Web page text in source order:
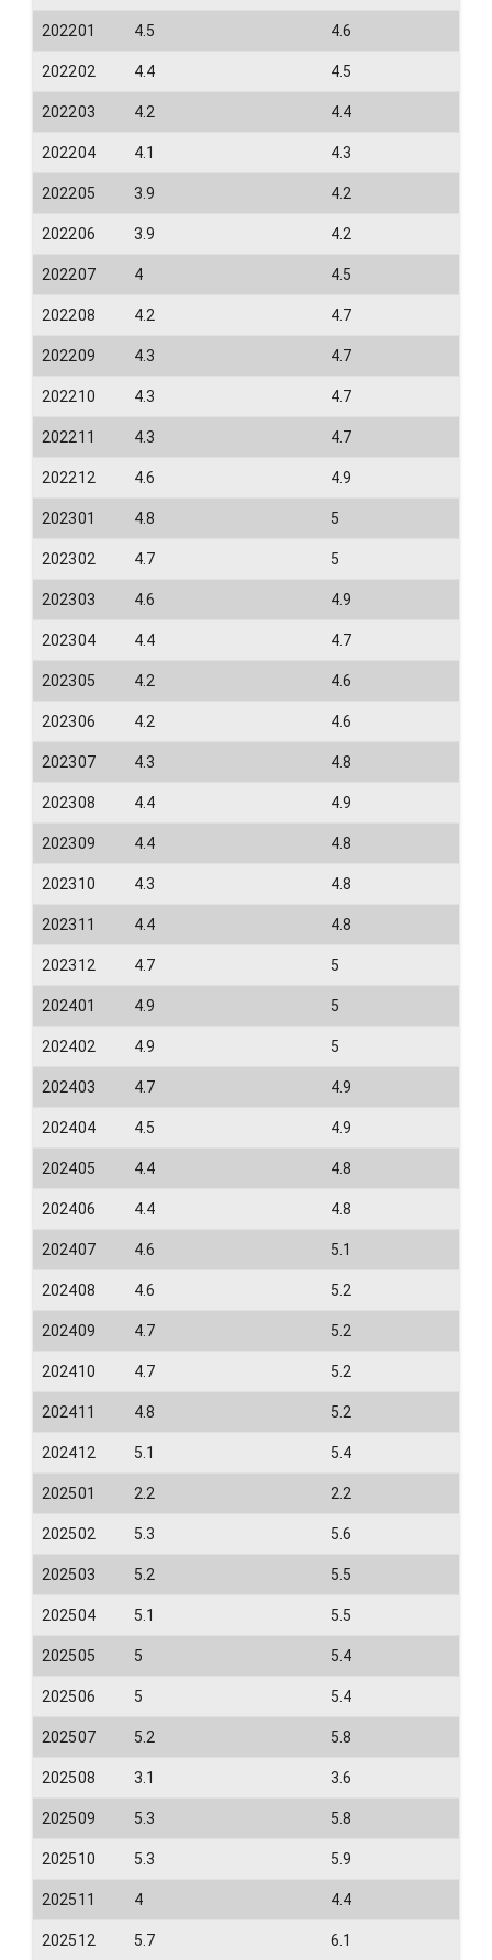
202201 4.5 4.6
202202 4.4 4.5
202203 4.2 4.4
202204 4.1 4.3
202205 3.9 4.2
202206 3.9 4.2
202207 4 4.5
202208 4.2 4.7
202209 4.3 4.7
202210 4.3 4.7
202211 4.3 4.7
202212 4.6 4.9
202301 4.8 5
202302 4.7 5
202303 4.6 4.9
202304 4.4 4.7
202305 4.2 4.6
202306 4.2 4.6
202307 4.3 4.8
202308 4.4 4.9
202309 4.4 4.8
202310 4.3 4.8
202311 4.4 4.8
202312 4.7 5
202401 4.9 5
202402 4.9 5
202403 4.7 4.9
202404 4.5 4.9
202405 4.4 4.8
202406 4.4 4.8
202407 4.6 5.1
202408 4.6 5.2
202409 4.7 5.2
202410 4.7 5.2
202411 4.8 5.2
202412 5.1 5.4
202501 2.2 2.2
202502 5.3 5.6
202503 5.2 5.5
202504 5.1 5.5
202505 5 5.4
202506 5 5.4
202507 5.2 5.8
202508 3.1 3.6
202509 5.3 5.8
202510 5.3 5.9
202511 4 4.4
202512 5.7 6.1